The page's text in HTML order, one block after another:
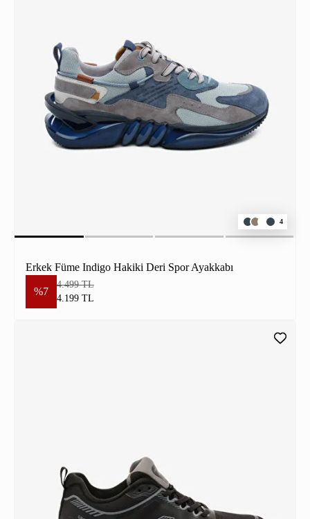
4
Erkek Füme Indigo Hakiki Deri Spor Ayakkabı
%7
4.499 TL
4.199 TL